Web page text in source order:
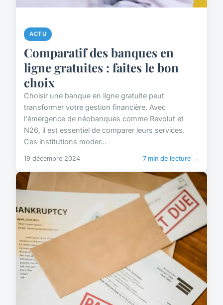
ACTU
Comparatif des banques en
ligne gratuites : faites le bon
choix
Choisir une banque en ligne gratuite peut
transformer votre gestion financière. Avec
l'émergence de néobanques comme Revolut et
N26, il est essentiel de comparer leurs services.
Ces institutions moder...
19 décembre 2024 7 min de lecture →